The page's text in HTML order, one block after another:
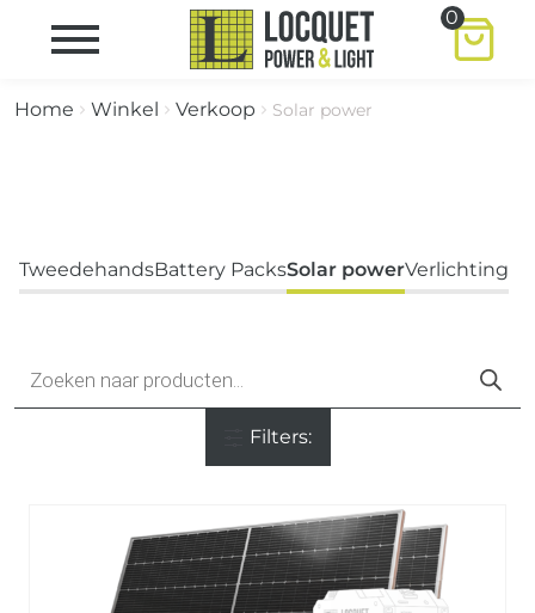
0
Home Winkel Verkoop Solar power
TweedehandsBattery PacksSolar powerVerlichting
zoeken
Filters: